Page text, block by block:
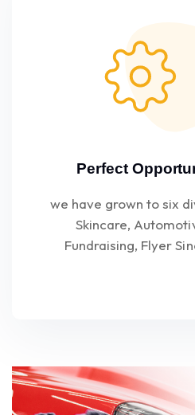
Perfect
we have grown to six
Skincare,
Fundraising, Flyer